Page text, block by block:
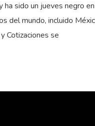
ha sido un jueves negro en
del mundo, incluido
Cotizaciones se